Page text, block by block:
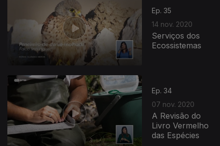
Ep. 35
14 nov. 2020
Serviços dos
Ecossistemas
Ep. 34
07 nov. 2020
A Revisão do
Livro Vermelho
das Espécies